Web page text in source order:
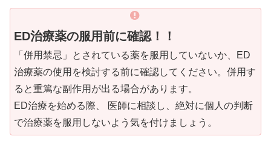
ED治療薬の服用前に確認！！
「併用禁忌」とされている薬を服用していないか、ED
治療薬の使用を検討する前に確認してください。併用す
ると重篤な副作用が出る場合があります。
ED治療を始める際、 医師に相談し、絶対に個人の判断
で治療薬を服用しないよう気を付けましょう。